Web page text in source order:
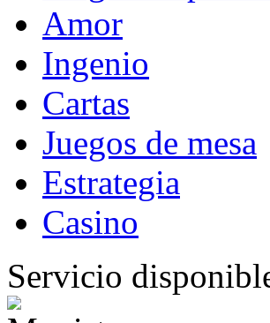
Amor
Ingenio
Cartas
Juegos de mesa
Estrategia
Casino
Servicio